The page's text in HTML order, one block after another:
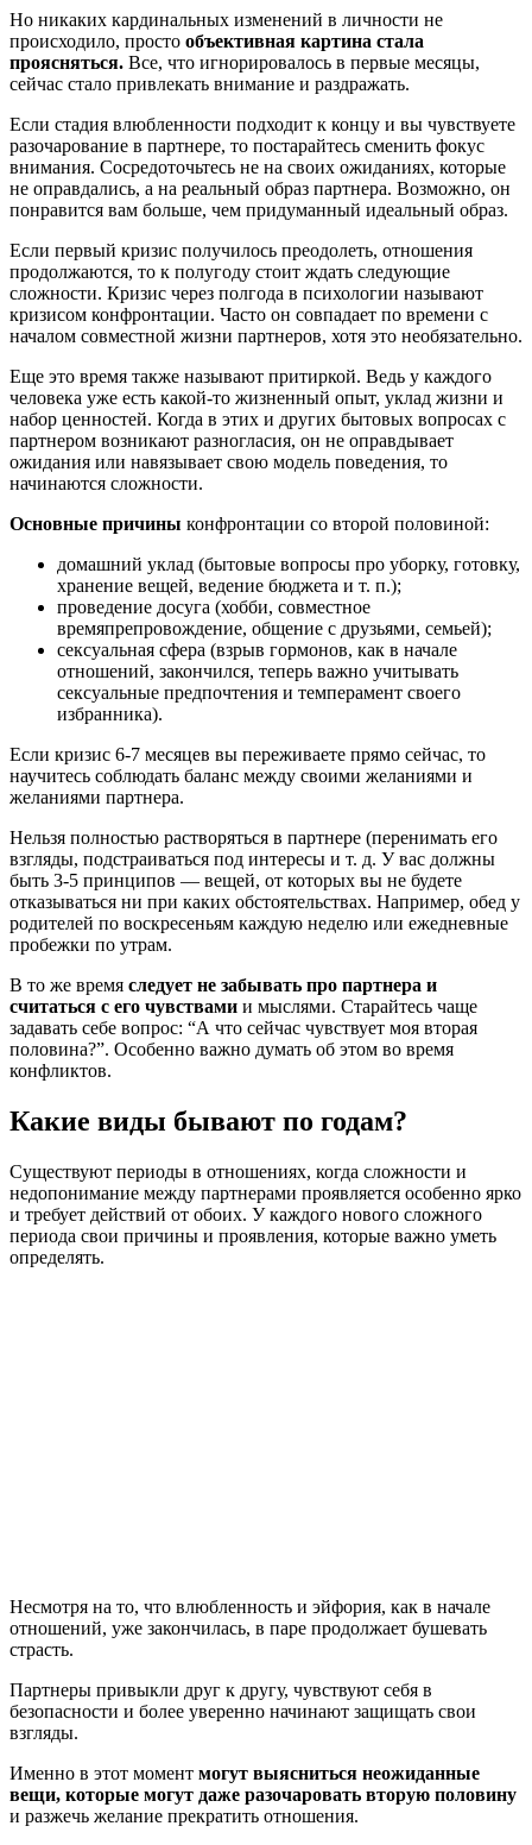
Но никаких кардинальных изменений в личности не
происходило, просто объективная картина стала
проясняться. Все, что игнорировалось в первые месяцы,
сейчас стало привлекать внимание и раздражать.
Если стадия влюбленности подходит к концу и вы чувствуете
разочарование в партнере, то постарайтесь сменить фокус
внимания. Сосредоточьтесь не на своих ожиданиях, которые
не оправдались, а на реальный образ партнера. Возможно, он
понравится вам больше, чем придуманный идеальный образ.
Если первый кризис получилось преодолеть, отношения
продолжаются, то к полугоду стоит ждать следующие
сложности. Кризис через полгода в психологии называют
кризисом конфронтации. Часто он совпадает по времени с
началом совместной жизни партнеров, хотя это необязательно.
Еще это время также называют притиркой. Ведь у каждого
человека уже есть какой-то жизненный опыт, уклад жизни и
набор ценностей. Когда в этих и других бытовых вопросах с
партнером возникают разногласия, он не оправдывает
ожидания или навязывает свою модель поведения, то
начинаются сложности.
Основные причины конфронтации со второй половиной:
домашний уклад (бытовые вопросы про уборку, готовку,
хранение вещей, ведение бюджета и т. п.);
проведение досуга (хобби, совместное
времяпрепровождение, общение с друзьями, семьей);
сексуальная сфера (взрыв гормонов, как в начале
отношений, закончился, теперь важно учитывать
сексуальные предпочтения и темперамент своего
избранника).
Если кризис 6-7 месяцев вы переживаете прямо сейчас, то
научитесь соблюдать баланс между своими желаниями и
желаниями партнера.
Нельзя полностью растворяться в партнере (перенимать его
взгляды, подстраиваться под интересы и т. д. У вас должны
быть 3-5 принципов — вещей, от которых вы не будете
отказываться ни при каких обстоятельствах. Например, обед у
родителей по воскресеньям каждую неделю или ежедневные
пробежки по утрам.
В то же время следует не забывать про партнера и
считаться с его чувствами и мыслями. Старайтесь чаще
задавать себе вопрос: “А что сейчас чувствует моя вторая
половина?”. Особенно важно думать об этом во время
конфликтов.
Какие виды бывают по годам?
Существуют периоды в отношениях, когда сложности и
недопонимание между партнерами проявляется особенно ярко
и требует действий от обоих. У каждого нового сложного
периода свои причины и проявления, которые важно уметь
определять.
Несмотря на то, что влюбленность и эйфория, как в начале
отношений, уже закончилась, в паре продолжает бушевать
страсть.
Партнеры привыкли друг к другу, чувствуют себя в
безопасности и более уверенно начинают защищать свои
взгляды.
Именно в этот момент могут выясниться неожиданные
вещи, которые могут даже разочаровать вторую половину
и разжечь желание прекратить отношения.